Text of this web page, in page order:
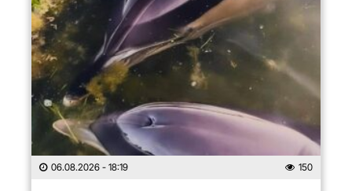
06.08.2026 - 18:19 150